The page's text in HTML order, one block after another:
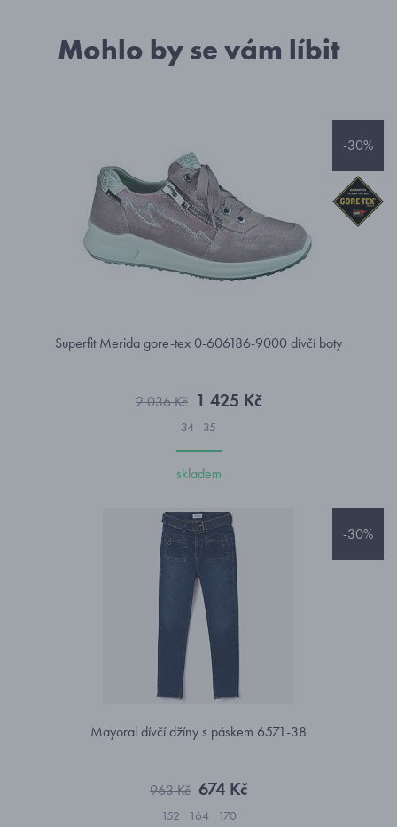
Mohlo by se vám líbit
-30%
Superfit Merida gore-tex 0-606186-9000 dívčí boty
2 036 Kč 1 425 Kč
34 35
skladem
-30%
Mayoral dívčí džíny s páskem 6571-38
963 Kč 674 Kč
152 164 170